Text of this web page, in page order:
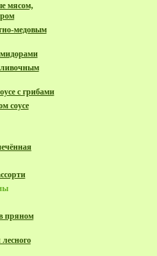
мясом,
медовым
с грибами
соусе
пряном